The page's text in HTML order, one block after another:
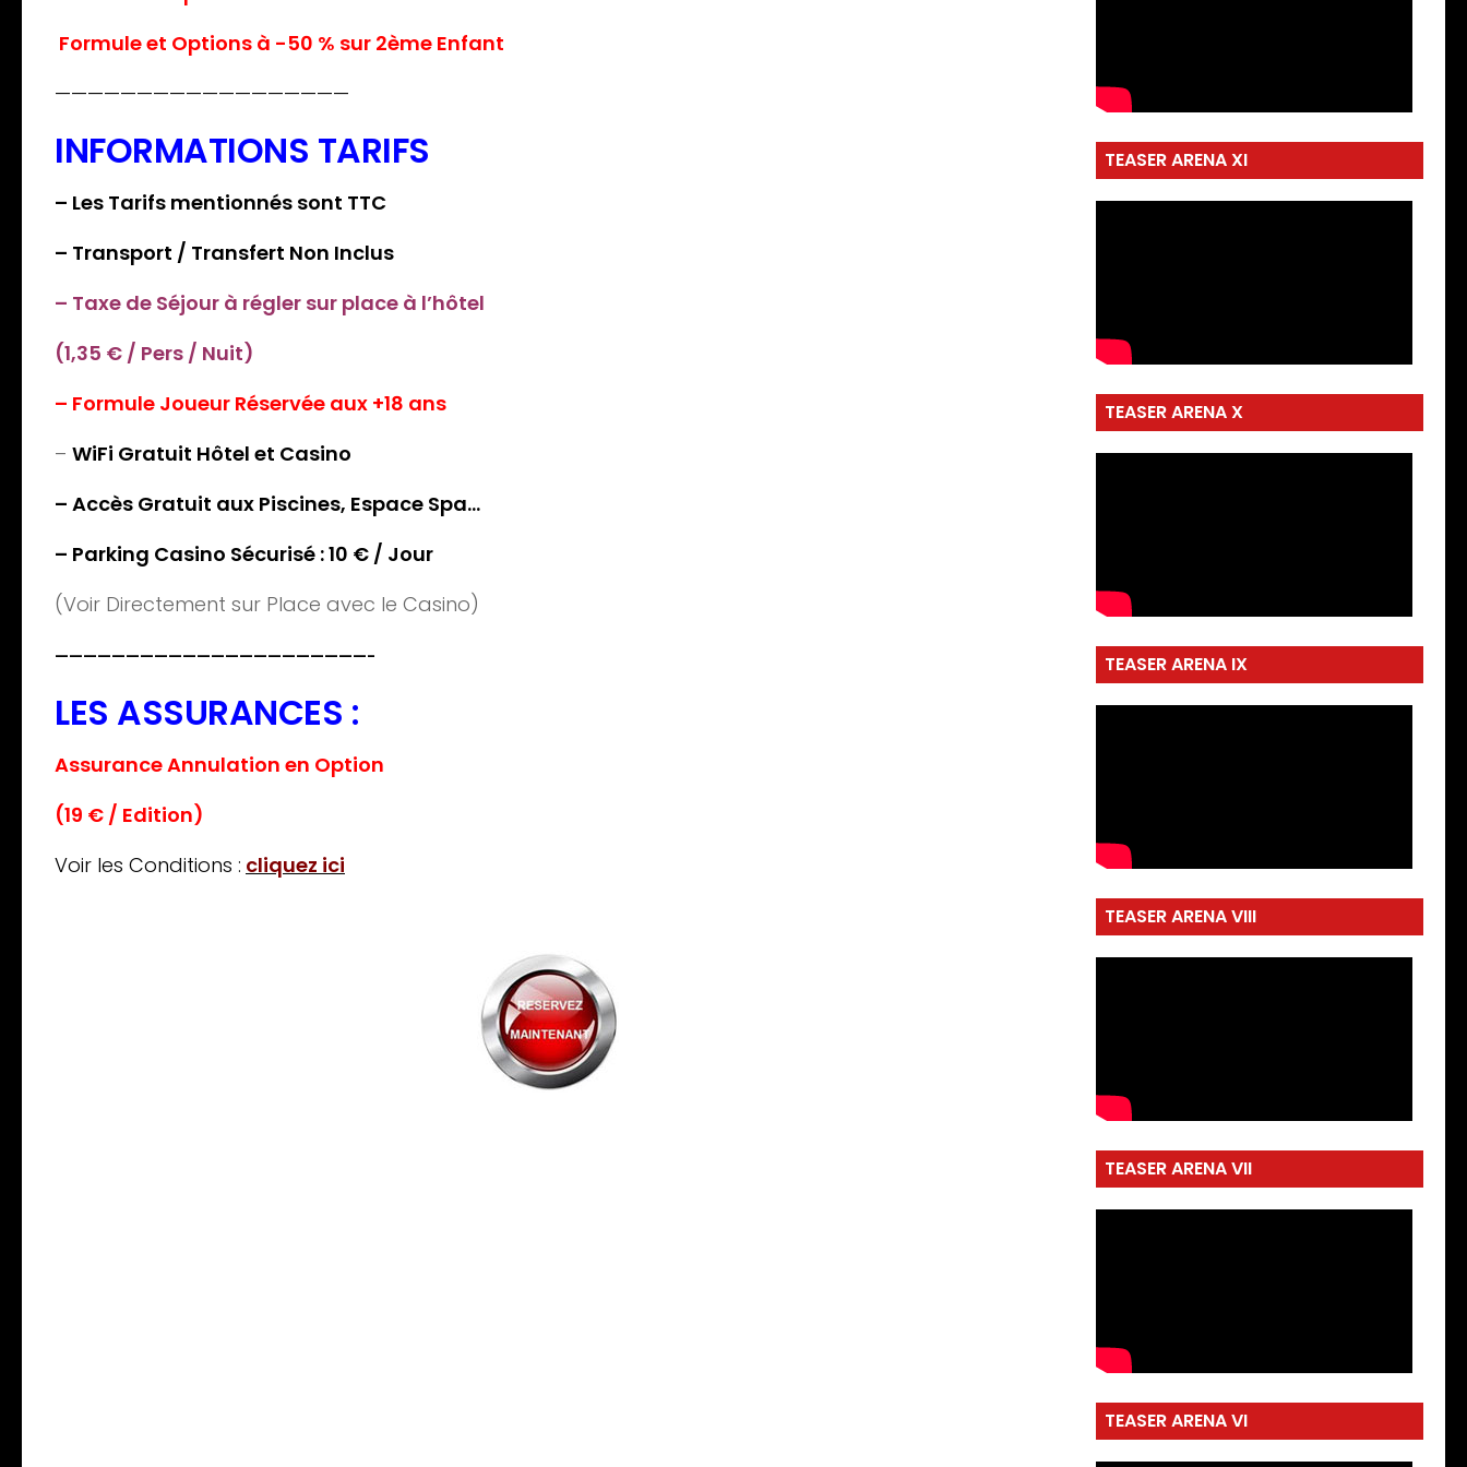
Formule et Options à -50 % sur 2ème Enfant
——————————————————
INFORMATIONS TARIFS
– Les Tarifs mentionnés sont TTC
– Transport / Transfert Non Inclus
– Taxe de Séjour à régler sur place à l’hôtel
(1,35 € / Pers / Nuit)
– Formule Joueur Réservée aux +18 ans
– WiFi Gratuit Hôtel et Casino
– Accès Gratuit aux Piscines, Espace Spa…
– Parking Casino Sécurisé : 10 € / Jour
(Voir Directement sur Place avec le Casino)
——————————————————————-
LES ASSURANCES :
Assurance Annulation en Option
(19 € / Edition)
Voir les Conditions : cliquez ici
TEASER ARENA XI
TEASER ARENA X
TEASER ARENA IX
TEASER ARENA VIII
TEASER ARENA VII
TEASER ARENA VI